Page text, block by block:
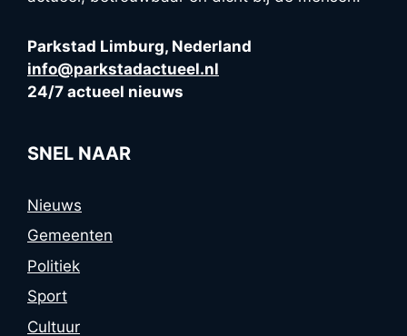
Parkstad Limburg, Nederland
info@parkstadactueel.nl
24/7 actueel nieuws
SNEL NAAR
Nieuws
Gemeenten
Politiek
Sport
Cultuur